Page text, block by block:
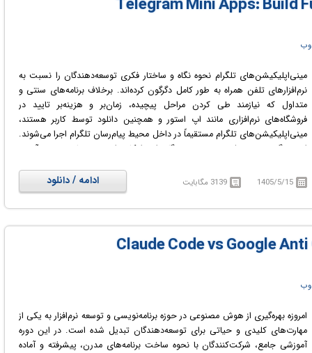
وب
مینی‌اپلیکیشن‌های تلگرام نحوه نگاه و ساختار فکری توسعه‌دهندگان را نسبت به
نرم‌افزارهای تلفن همراه به طور کامل دگرگون کرده‌اند. برخلاف برنامه‌های سنتی و
متداول که نیازمند طی کردن مراحل پیچیده، زمان‌بر و هزینه‌بر تایید در
فروشگاه‌های نرم‌افزاری مانند اپ استور و همچنین دانلود توسط کاربر هستند،
مینی‌اپلیکیشن‌های تلگرام مستقیماً در داخل محیط پیام‌رسان تلگرام اجرا می‌شوند.
این ویژگی منحصر‌به‌فرد به توسعه‌دهندگان این امکان را می‌دهد تا به صورت آنی و
فعال در سراسر جهان است، دسترسی پیدا کنند.
علاوه بر این، دوره یاد شده به توسعه‌دهندگان کمک می‌کند تا با اصول معماری
مدرن وب، مدیریت حالت‌ها در محیط لایووایر و نحوه مدیریت پایگاه داده در
لاراول به منظور پشتیبانی از حجم بالای مخاطبان تلگرام آشنا شوند. آموزش‌ها به
گونه‌ای تنظیم شده‌اند که تمامی افراد بتوانند با دنبال کردن مراحل، اپلیکیشن خود
را به صورت زنده و کاربردی پیاده‌سازی نمایند و آن را در اختیار مخاطبان قرار دهند.
فراهم می‌سازد.
نحوه توسعه و انتشار مینی‌اپلیکیشن‌های تلگرام آشنا خواهید شد.
1405/5/15 3139 مگابایت ادامه / دانلود
وب
امروزه بهره‌گیری از هوش مصنوعی در حوزه برنامه‌نویسی و توسعه نرم‌افزار به یکی از
مهارت‌های کلیدی و حیاتی برای توسعه‌دهندگان تبدیل شده است. در این دوره
آموزشی جامع، شرکت‌کنندگان با نحوه ساخت برنامه‌های مدرن، پیشرفته و آماده